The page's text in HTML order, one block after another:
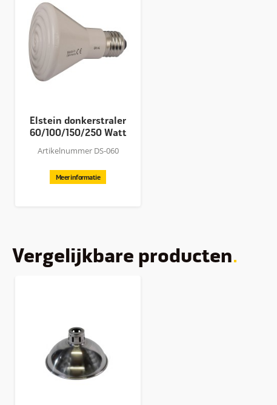
Elstein donkerstraler
60/100/150/250 Watt
Artikelnummer DS-060
Meer informatie
Vergelijkbare producten